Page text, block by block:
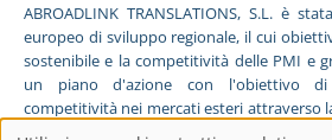
ABROADLINK TRANSLATIONS, S.L. è
europeo di sviluppo regionale, il cui
sostenibile e la competitività delle PMI e
un piano d'azione con l'obiettivo
competitività nei mercati esteri attraverso